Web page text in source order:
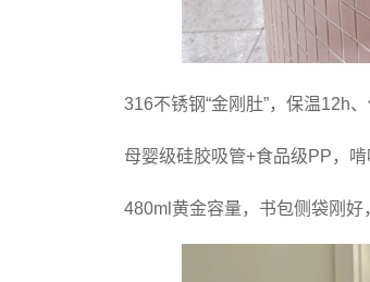
316不锈钢“金刚肚”，保温12h
母婴级硅胶吸管+食品级PP，
480ml黄金容量，书包侧袋刚好